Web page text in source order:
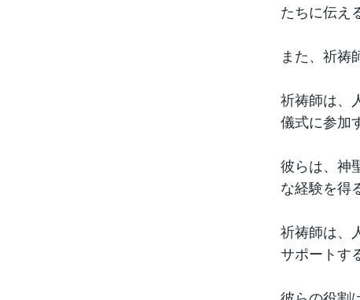
たちに伝え
また、祈祷
祈祷師は、
儀式に参加
彼らは、神
な経験を得
祈祷師は、
サポートす